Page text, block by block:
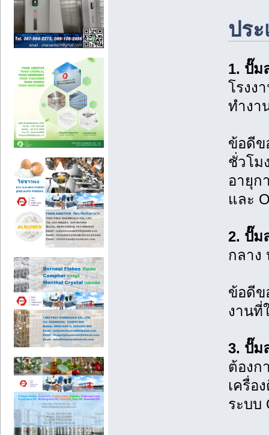
ปร
1. ปั๊ม
โรงง
ทำงา
ข้อดีข
ชั่วโม
อายุก
และ
2. ปั๊ม
กลาง
ข้อดีข
งานที่
3. ปั๊ม
ต้องก
เครื่อ
ระบบ